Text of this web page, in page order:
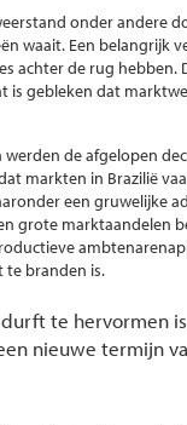
onder andere
waait. Een belangrijk
achter de rug hebben.
is gebleken dat
werden de afgelopen
markten in Brazilië
een gruwelijke
grote marktaandelen
te branden is.
te hervormen
nieuwe termijn